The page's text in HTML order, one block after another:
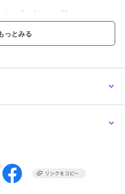
タイプのポケットが付いているのでス
使いたいものはここに収納可能
きで安定した状態に固定できる。
きる安全ベルトが付いている安心設
良いメッシュフード付き。
トポーチのように、丸めてスッキリ収
基準「SGマーク]を取得。
期（4ヶ月）～36ヶ月(体重15kg）ま